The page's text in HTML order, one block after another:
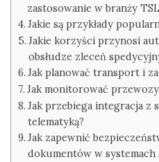
zastosowanie w branży
Jakie są przykłady
Jakie korzyści przynosi
obsłudze zleceń
Jak planować transport i
Jak monitorować
Jak przebiega integracja z
telematyką?
Jak zapewnić
dokumentów w systemach